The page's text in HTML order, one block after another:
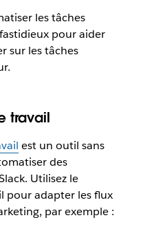
les tâches
pour aider
sur les tâches
travail
est un outil sans
des
Utilisez le
pour adapter les flux
par exemple :